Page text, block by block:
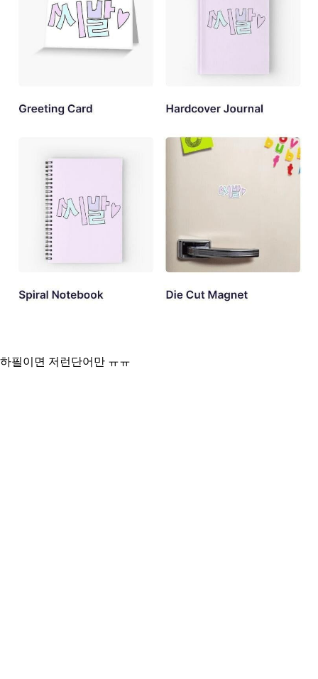
하필이면 저런단어만 ㅠㅠ